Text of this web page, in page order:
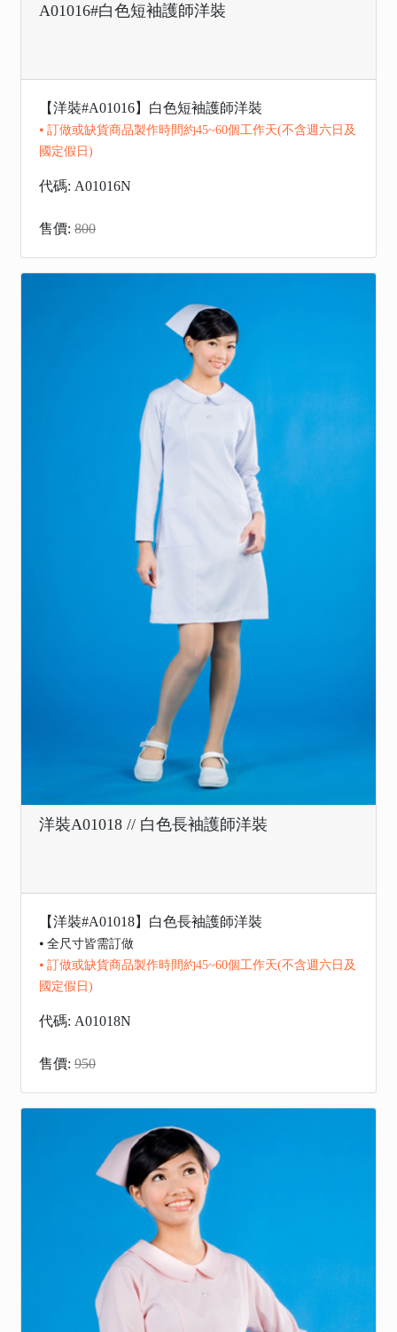
A01016#白色短袖護師洋裝
【洋裝#A01016】白色短袖護師洋裝
⦁ 訂做或缺貨商品製作時間約45~60個工作天(不含週六日及
國定假日)
代碼: A01016N
售價: 800
洋裝A01018 // 白色長袖護師洋裝
【洋裝#A01018】白色長袖護師洋裝
⦁ 全尺寸皆需訂做
⦁ 訂做或缺貨商品製作時間約45~60個工作天(不含週六日及
國定假日)
代碼: A01018N
售價: 950